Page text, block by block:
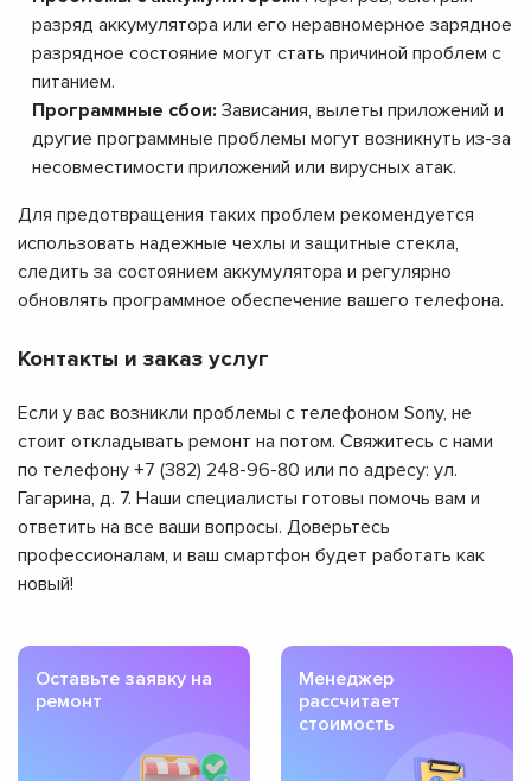
разряд аккумулятора или его неравномерное зарядное
разрядное состояние могут стать причиной проблем с
питанием.
Программные сбои: Зависания, вылеты приложений и
другие программные проблемы могут возникнуть из-за
несовместимости приложений или вирусных атак.
Для предотвращения таких проблем рекомендуется
использовать надежные чехлы и защитные стекла,
следить за состоянием аккумулятора и регулярно
обновлять программное обеспечение вашего телефона.
Контакты и заказ услуг
Если у вас возникли проблемы с телефоном Sony, не
стоит откладывать ремонт на потом. Свяжитесь с нами
по телефону +7 (382) 248-96-80 или по адресу: ул.
Гагарина, д. 7. Наши специалисты готовы помочь вам и
ответить на все ваши вопросы. Доверьтесь
профессионалам, и ваш смартфон будет работать как
новый!
Оставьте заявку на
ремонт
Менеджер
рассчитает
стоимость